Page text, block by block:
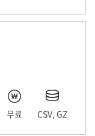
무료 CSV, GZ